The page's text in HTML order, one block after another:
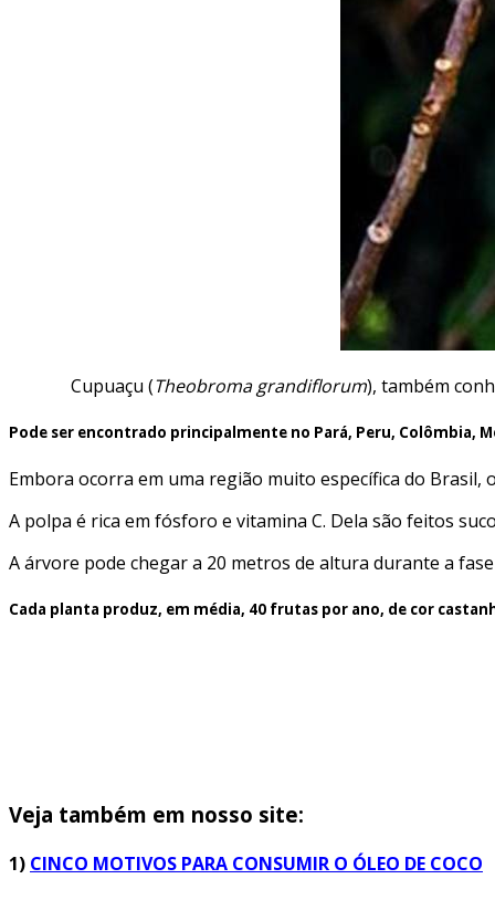
Cupuaçu (Theobroma grandiflorum), também
Pode ser encontrado principalmente no Pará, Peru, Colômbia,
Embora ocorra em uma região muito específica do
A polpa é rica em fósforo e vitamina C. Dela são feitos
A árvore pode chegar a 20 metros de altura durante a
Cada planta produz, em média, 40 frutas por ano, de cor
Veja também em nosso site:
1) CINCO MOTIVOS PARA CONSUMIR O ÓLEO DE COCO